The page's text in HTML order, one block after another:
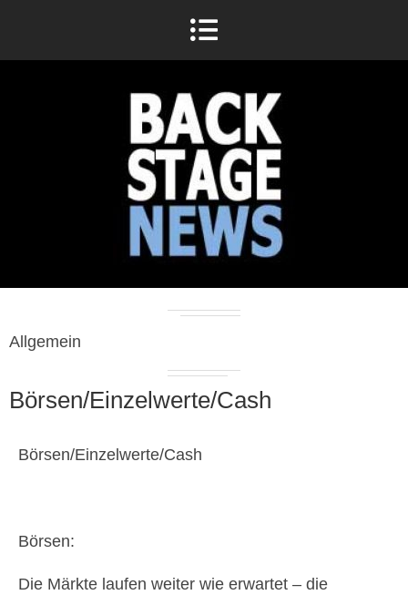
Allgemein
Börsen/Einzelwerte/Cash
Börsen/Einzelwerte/Cash
Börsen:
Die Märkte laufen weiter wie erwartet – die